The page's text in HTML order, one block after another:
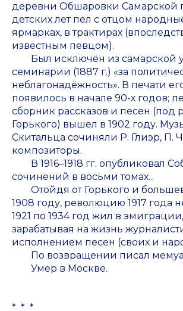
деревни Обшаровки Самарской
детских лет пел с отцом
ярмарках, в трактирах
известным певцом).
Был исключён из самарской
семинарии (1887 г.) «за
неблагонадёжность». В печати
появилось в начале 90-х годов;
сборник рассказов и песен (под
Горького) вышел в 1902 году.
Скитальца сочиняли Р. Глиэр, П.
композиторы.
В 1916–1918 гг. опубликовал
сочинений в восьми томах...
Отойдя от Горького и
1908 году, революцию 1917 года
1921 по 1934 год жил в
зарабатывая на жизнь
исполнением песен (своих и
По возвращении писал
Умер в Москве.
* * *